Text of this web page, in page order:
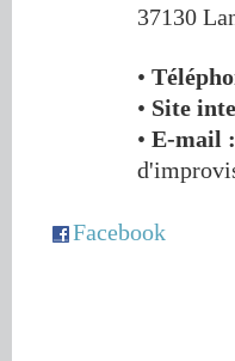
37130
•
• Site
• E-mail :
Facebook